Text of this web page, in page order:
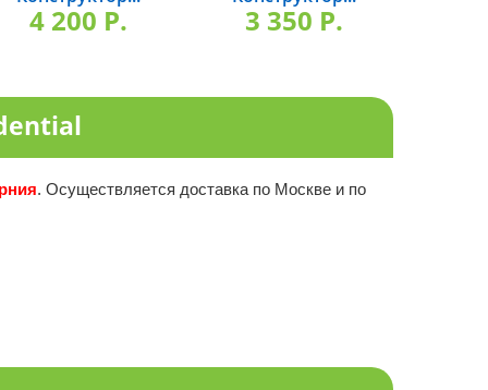
4 200 P. 3 350 P.
. Осуществляется доставка по Москве и по